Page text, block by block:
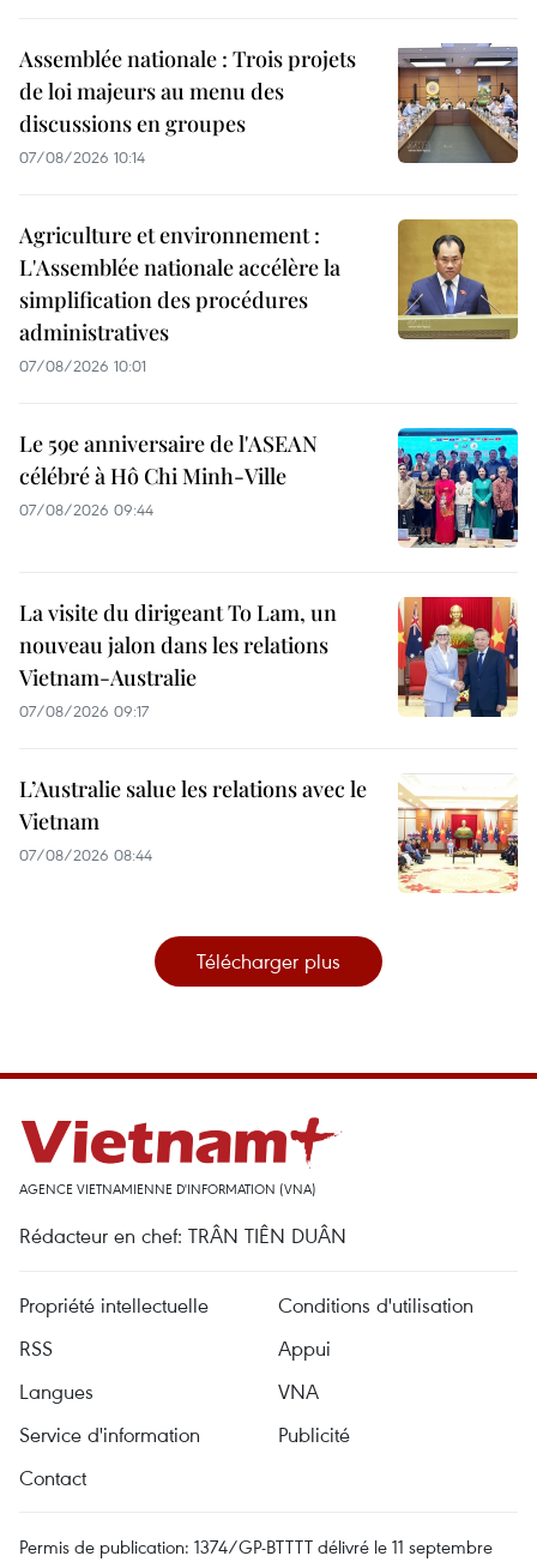
Assemblée nationale : Trois projets
de loi majeurs au menu des
discussions en groupes
07/08/2026 10:14
Agriculture et environnement :
L'Assemblée nationale accélère la
simplification des procédures
administratives
07/08/2026 10:01
Le 59e anniversaire de l'ASEAN
célébré à Hô Chi Minh-Ville
07/08/2026 09:44
La visite du dirigeant To Lam, un
nouveau jalon dans les relations
Vietnam-Australie
07/08/2026 09:17
L’Australie salue les relations avec le
Vietnam
07/08/2026 08:44
Télécharger plus
AGENCE VIETNAMIENNE D'INFORMATION (VNA)
Rédacteur en chef: TRÂN TIÊN DUÂN
Propriété intellectuelle
Conditions d'utilisation
RSS
Appui
Langues
VNA
Service d'information
Publicité
Contact
Permis de publication: 1374/GP-BTTTT délivré le 11 septembre